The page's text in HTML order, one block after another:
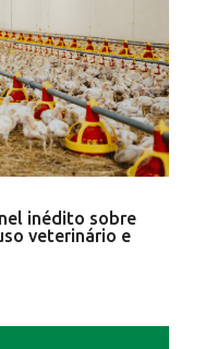
inédito sobre
veterinário e